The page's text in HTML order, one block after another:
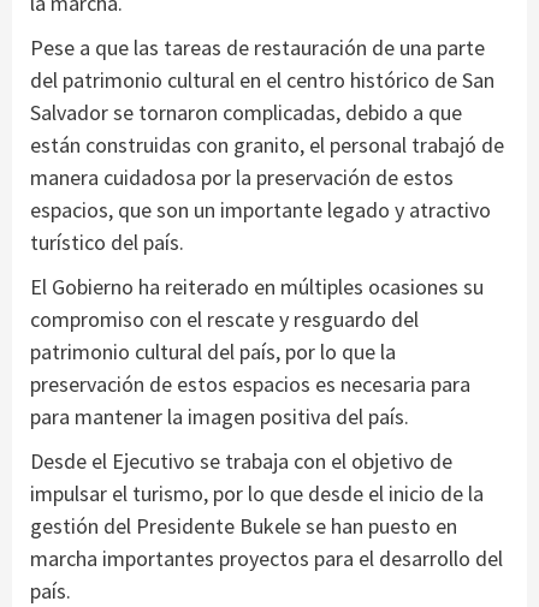
Pese a que las tareas de restauración de una parte
del patrimonio cultural en el centro histórico de San
Salvador se tornaron complicadas, debido a que
están construidas con granito, el personal trabajó de
manera cuidadosa por la preservación de estos
espacios, que son un importante legado y atractivo
turístico del país.
El Gobierno ha reiterado en múltiples ocasiones su
compromiso con el rescate y resguardo del
patrimonio cultural del país, por lo que la
preservación de estos espacios es necesaria para
para mantener la imagen positiva del país.
Desde el Ejecutivo se trabaja con el objetivo de
impulsar el turismo, por lo que desde el inicio de la
gestión del Presidente Bukele se han puesto en
marcha importantes proyectos para el desarrollo del
país.